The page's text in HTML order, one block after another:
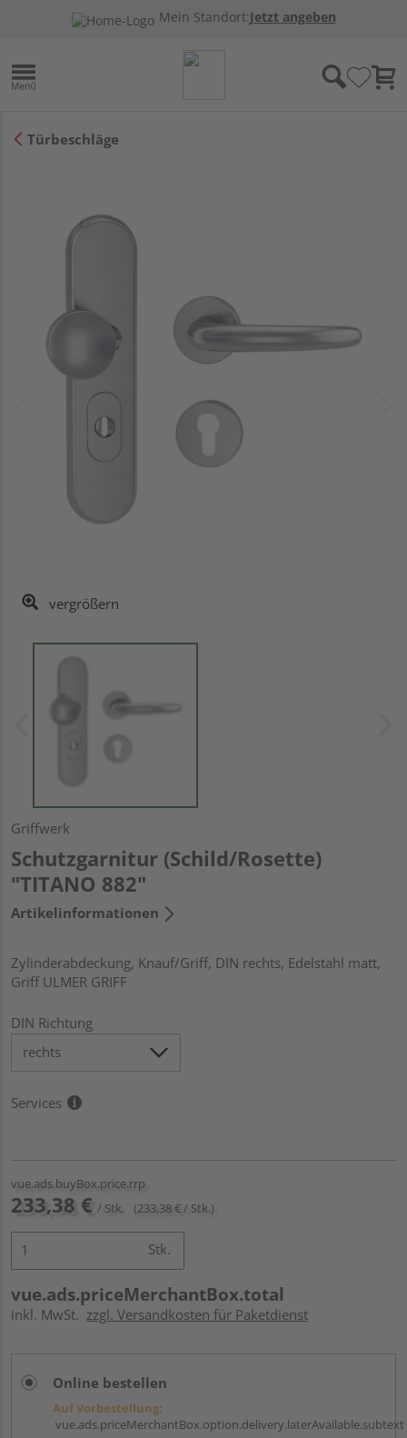
Mein Standort:Jetzt angeben
Türbeschläge
vergrößern
Griffwerk
Schutzgarnitur (Schild/Rosette)
"TITANO 882"
Artikelinformationen
Zylinderabdeckung, Knauf/Griff, DIN rechts, Edelstahl matt,
Griff ULMER GRIFF
DIN Richtung
Services
vue.ads.buyBox.price.rrp
233,38 € / Stk. (233,38 € / Stk.)
Stk.
vue.ads.priceMerchantBox.total
inkl. MwSt. zzgl. Versandkosten für Paketdienst
Online bestellen
Auf Vorbestellung:
vue.ads.priceMerchantBox.option.delivery.laterAvailable.subtext